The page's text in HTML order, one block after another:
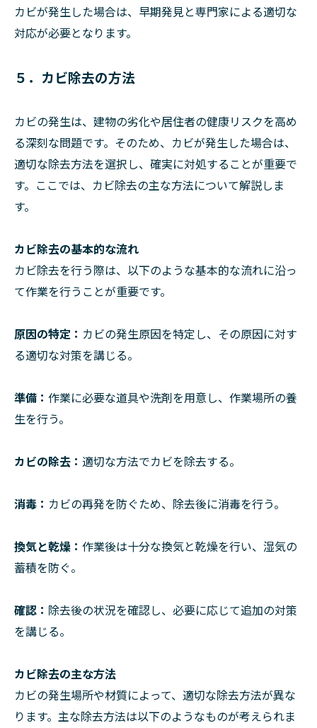
カビが発生した場合は、早期発見と専門家による適切な
対応が必要となります。
５．カビ除去の方法
カビの発生は、建物の劣化や居住者の健康リスクを高め
る深刻な問題です。そのため、カビが発生した場合は、
適切な除去方法を選択し、確実に対処することが重要で
す。ここでは、カビ除去の主な方法について解説しま
す。
カビ除去の基本的な流れ
カビ除去を行う際は、以下のような基本的な流れに沿っ
て作業を行うことが重要です。
原因の特定： カビの発生原因を特定し、その原因に対す
る適切な対策を講じる。
準備： 作業に必要な道具や洗剤を用意し、作業場所の養
生を行う。
カビの除去： 適切な方法でカビを除去する。
消毒： カビの再発を防ぐため、除去後に消毒を行う。
換気と乾燥： 作業後は十分な換気と乾燥を行い、湿気の
蓄積を防ぐ。
確認： 除去後の状況を確認し、必要に応じて追加の対策
を講じる。
カビ除去の主な方法
カビの発生場所や材質によって、適切な除去方法が異な
ります。主な除去方法は以下のようなものが考えられま